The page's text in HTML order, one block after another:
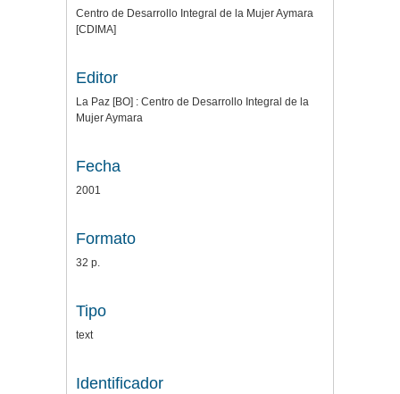
Centro de Desarrollo Integral de la Mujer Aymara
[CDIMA]
Editor
La Paz [BO] : Centro de Desarrollo Integral de la
Mujer Aymara
Fecha
2001
Formato
32 p.
Tipo
text
Identificador